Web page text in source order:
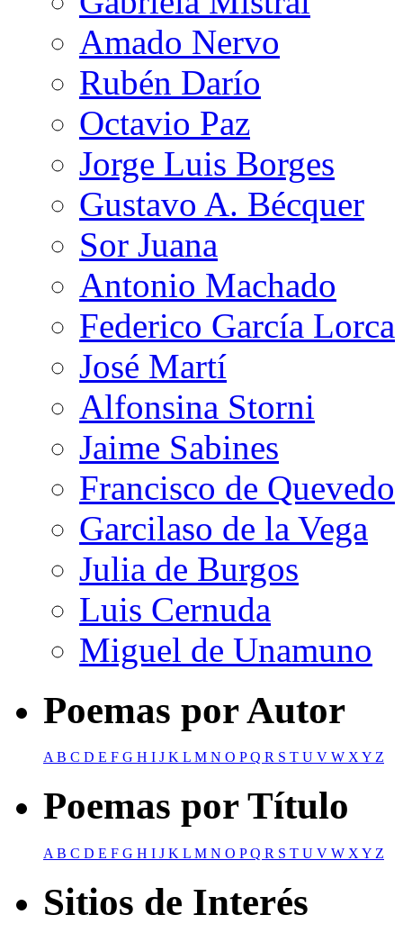
Amado Nervo
Rubén Darío
Octavio Paz
Jorge Luis Borges
Gustavo A. Bécquer
Sor Juana
Antonio Machado
Federico García Lorca
José Martí
Alfonsina Storni
Jaime Sabines
Francisco de Quevedo
Garcilaso de la Vega
Julia de Burgos
Luis Cernuda
Miguel de Unamuno
Poemas por Autor
AB C D E F G H I J K L M N O PQ R S T U V W XY Z
Poemas por Título
A B C D E F G H I J K L M N O PQ R S T U V W X Y Z
Sitios de Interés